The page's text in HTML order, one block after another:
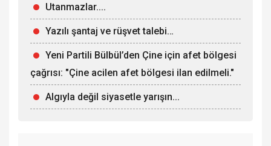
Utanmazlar....
Yazılı şantaj ve rüşvet talebi…
Yeni Partili Bülbül’den Çine için afet bölgesi
çağrısı: "Çine acilen afet bölgesi ilan edilmeli."
Algıyla değil siyasetle yarışın...